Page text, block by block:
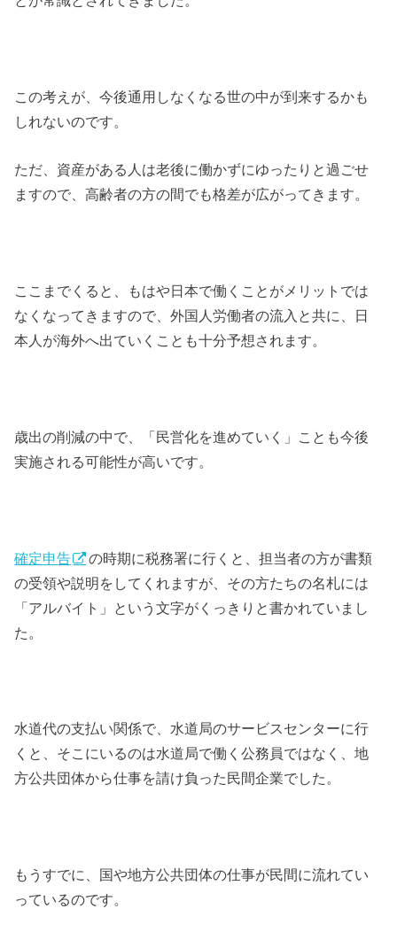
この考えが、今後通用しなくなる世の中が到来するかも
しれないのです。
ただ、資産がある人は老後に働かずにゆったりと過ごせ
ますので、高齢者の方の間でも格差が広がってきます。
ここまでくると、もはや日本で働くことがメリットでは
なくなってきますので、外国人労働者の流入と共に、日
本人が海外へ出ていくことも十分予想されます。
歳出の削減の中で、「民営化を進めていく」ことも今後
実施される可能性が高いです。
確定申告
の時期に税務署に行くと、担当者の方が書類
の受領や説明をしてくれますが、その方たちの名札には
「アルバイト」という文字がくっきりと書かれていまし
た。
水道代の支払い関係で、水道局のサービスセンターに行
くと、そこにいるのは水道局で働く公務員ではなく、地
方公共団体から仕事を請け負った民間企業でした。
もうすでに、国や地方公共団体の仕事が民間に流れてい
っているのです。